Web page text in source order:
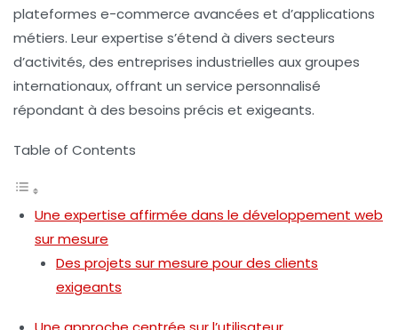
plateformes e-commerce avancées et d’applications
métiers. Leur expertise s’étend à divers secteurs
d’activités, des entreprises industrielles auxgroupes
internationaux, offrant un service personnalisé
répondant à des besoins précis et exigeants.
Table of Contents
Une expertise affirmée dans le développement web
sur mesure
Des projets sur mesure pour des clients
exigeants